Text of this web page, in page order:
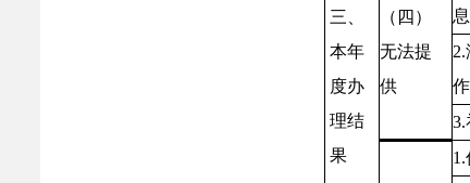
三、
本年
度办
理结
果
（四）
无法提
供
息
2.
作
3.
1.